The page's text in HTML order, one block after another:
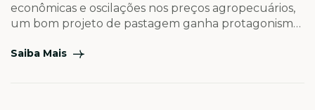
econômicas e oscilações nos preços agropecuários,
um bom projeto de pastagem ganha protagonismo
eficiência produtiva, reduzir custos e mitigar riscos
Saiba Mais